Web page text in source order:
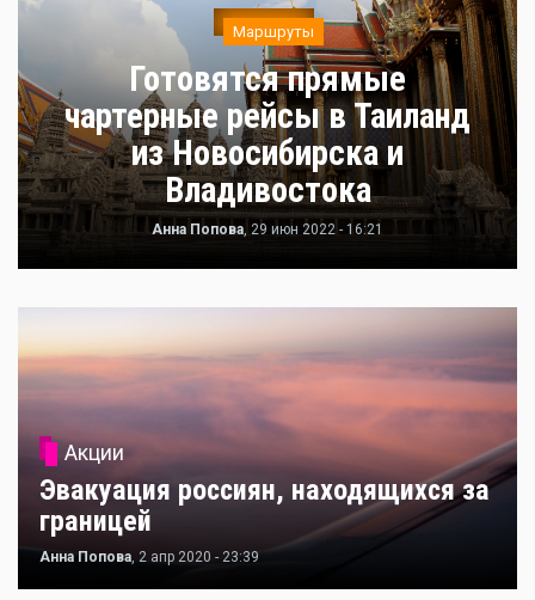
Маршруты
Готовятся прямые
чартерные рейсы в Таиланд
из Новосибирска и
Владивостока
Анна Попова , 29 июн 2022 - 16:21
Акции
Эвакуация россиян, находящихся за
границей
Анна Попова , 2 апр 2020 - 23:39